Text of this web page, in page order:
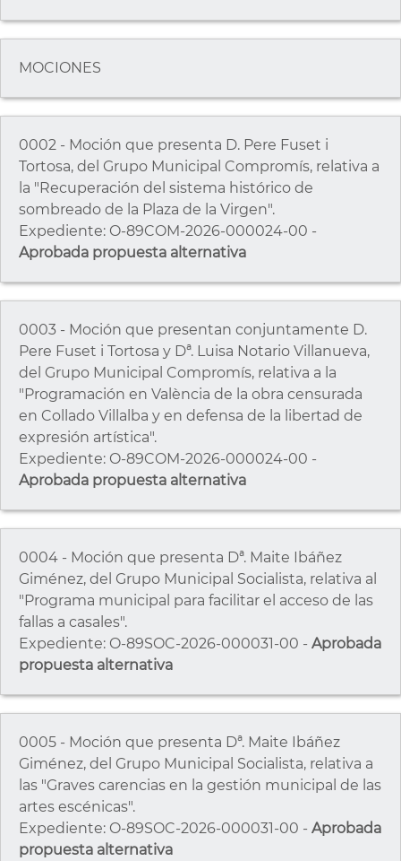
MOCIONES
0002 - Moción que presenta D. Pere Fuset i
Tortosa, del Grupo Municipal Compromís, relativa a
la "Recuperación del sistema histórico de
sombreado de la Plaza de la Virgen".
Expediente: O-89COM-2026-000024-00 -
Aprobada propuesta alternativa
0003 - Moción que presentan conjuntamente D.
Pere Fuset i Tortosa y Dª. Luisa Notario Villanueva,
del Grupo Municipal Compromís, relativa a la
"Programación en València de la obra censurada
en Collado Villalba y en defensa de la libertad de
expresión artística".
Expediente: O-89COM-2026-000024-00 -
Aprobada propuesta alternativa
0004 - Moción que presenta Dª. Maite Ibáñez
Giménez, del Grupo Municipal Socialista, relativa al
"Programa municipal para facilitar el acceso de las
fallas a casales".
Expediente: O-89SOC-2026-000031-00 - Aprobada
propuesta alternativa
0005 - Moción que presenta Dª. Maite Ibáñez
Giménez, del Grupo Municipal Socialista, relativa a
las "Graves carencias en la gestión municipal de las
artes escénicas".
Expediente: O-89SOC-2026-000031-00 - Aprobada
propuesta alternativa